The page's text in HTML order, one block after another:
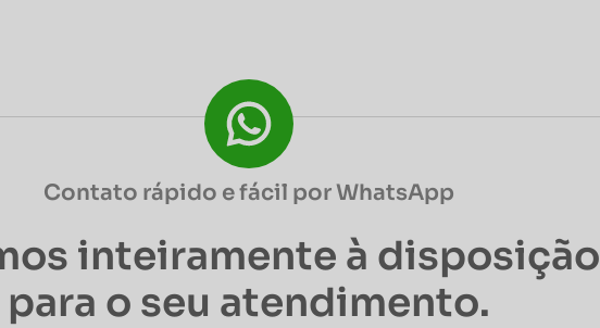
Contato rápido e fácil por WhatsApp
inteiramente à disposição
para o seu atendimento.